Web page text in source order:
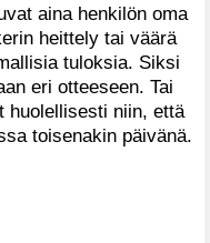
aina henkilön oma
heittely tai väärä
tuloksia. Siksi
eri otteeseen. Tai
huolellisesti niin, että
toisenakin päivänä.